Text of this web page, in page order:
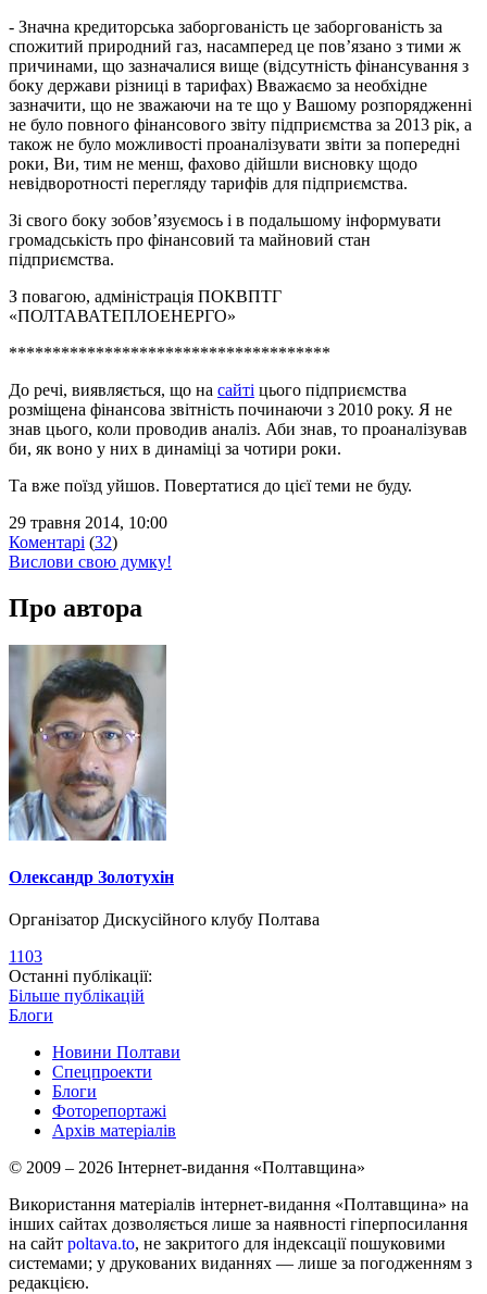
- Значна кредиторська заборгованість це заборгованість за
спожитий природний газ, насамперед це пов’язано з тими ж
причинами, що зазначалися вище (відсутність фінансування з
боку держави різниці в тарифах) Вважаємо за необхідне
зазначити, що не зважаючи на те що у Вашому розпорядженні
не було повного фінансового звіту підприємства за 2013 рік, а
також не було можливості проаналізувати звіти за попередні
роки, Ви, тим не менш, фахово дійшли висновку щодо
невідворотності перегляду тарифів для підприємства.
Зі свого боку зобов’язуємось і в подальшому інформувати
громадськість про фінансовий та майновий стан
підприємства.
З повагою, адміністрація ПОКВПТГ
«ПОЛТАВАТЕПЛОЕНЕРГО»
*************************************
До речі, виявляється, що на сайті цього підприємства
розміщена фінансова звітність починаючи з 2010 року. Я не
знав цього, коли проводив аналіз. Аби знав, то проаналізував
би, як воно у них в динаміці за чотири роки.
Та вже поїзд уйшов. Повертатися до цієї теми не буду.
29 травня 2014, 10:00
Коментарі (32)
Вислови свою думку!
Про автора
Олександр Золотухін
Організатор Дискусійного клубу Полтава
1103
Останні публікації:
Більше публікацій
Блоги
Новини Полтави
Спецпроекти
Блоги
Фоторепортажі
Архів матеріалів
© 2009 – 2026 Інтернет-видання «Полтавщина»
Використання матеріалів інтернет-видання «Полтавщина» на
інших сайтах дозволяється лише за наявності гіперпосилання
на сайт poltava.to, не закритого для індексації пошуковими
системами; у друкованих виданнях — лише за погодженням з
редакцією.